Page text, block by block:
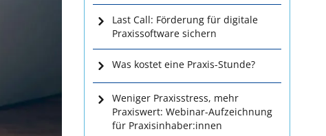
Last Call: Förderung für digitale
Praxissoftware sichern
Was kostet eine Praxis-Stunde?
Weniger Praxisstress, mehr
Praxiswert: Webinar-Aufzeichnung
für Praxisinhaber:innen